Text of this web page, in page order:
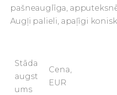
pašneauglīga,
Augļi palieli, apaļīgi
Stāda
augst
ums
Cena,
EUR